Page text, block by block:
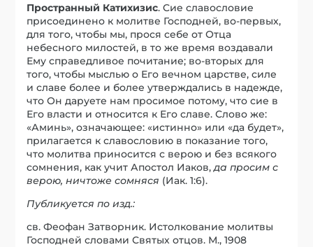
Пространный Катихизис. Cиe славословие
присоединено к молитве Господней, во-первых,
для того, чтобы мы, прося себе от Отца
небесного милостей, в то же время воздавали
Ему справедливое почитание; во-вторых для
того, чтобы мыслью о Его вечном царстве, силе
и славе более и более утверждались в надежде,
что Он даруете нам просимое потому, что cие в
Его власти и относится к Его славе. Слово же:
«Аминь», означающее: «истинно» или «да будет»,
прилагается к славословию в показание того,
что молитва приносится с верою и без всякого
сомнения, как учит Апостол Иаков,да просим с
верою, ничтоже сомняся (Иак. 1:6).
Публикуется по изд.:
св. Феофан Затворник. Истолкование молитвы
Господней словами Святых отцов. М., 1908